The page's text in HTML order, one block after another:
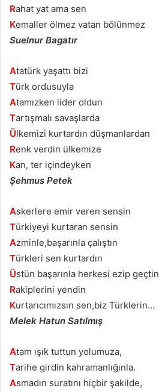
Rahat yat ama sen
Kemaller ölmez vatan bölünmez
Suelnur Bagatır
Atatürk yaşattı bizi
Türk ordusuyla
Atamızken lider oldun
Tartışmalı savaşlarda
Ülkemizi kurtardın düşmanlardan
Renk verdin ülkemize
Kan, ter içindeyken
Şehmus Petek
Askerlere emir veren sensin
Türkiyeyi kurtaran sensin
Azminle,başarınla çalıştın
Türkleri sen kurtardın
Üstün başarınla herkesi ezip geçtin
Rakiplerini yendin
Kurtarıcımızsın sen,biz Türklerin…
Melek Hatun Satılmış
Atam ışık tuttun yolumuza,
Tarihe girdin kahramanlığınla.
Asmadın suratını hiçbir şakilde,